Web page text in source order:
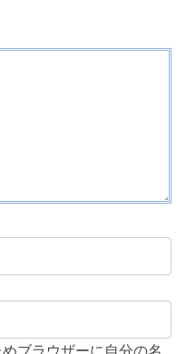
ブラウザーに自分の名